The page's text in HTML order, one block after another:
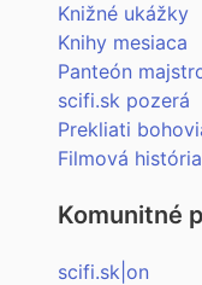
Knižné ukážky
Knihy mesiaca
Panteón
scifi.sk pozerá
Prekliati
Filmová
Komunitné
scifi.sk|on